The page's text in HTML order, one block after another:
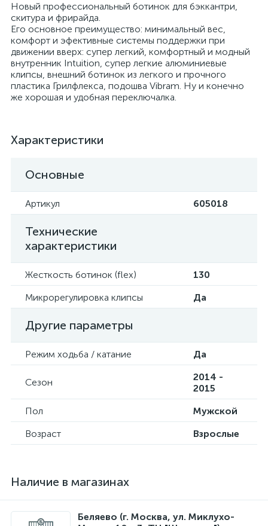
Новый профессиональный ботинок для бэккантри,
скитура и фрирайда.
Его основное преимущество: минимальный вес,
комфорт и эфективные системы поддержки при
движении вверх: супер легкий, комфортный и модный
внутренник Intuition, супер легкие алюминиевые
клипсы, внешний ботинок из легкого и прочного
пластика Грилфлекса, подошва Vibram. Ну и конечно
же хорошая и удобная переключалка.
Характеристики
Основные
Артикул 605018
Технические
характеристики
Жесткость ботинок (flex)
130
Микрорегулировка клипсы
Да
Другие параметры
Режим ходьба / катание Да
Сезон
2014 -
2015
Пол
Мужской
Возраст
Взрослые
Наличие в магазинах
Беляево (г. Москва, ул. Миклухо-